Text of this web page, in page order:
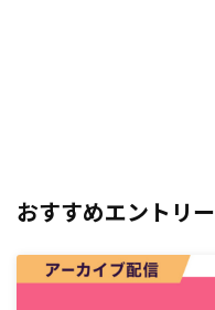
おすすめエントリー